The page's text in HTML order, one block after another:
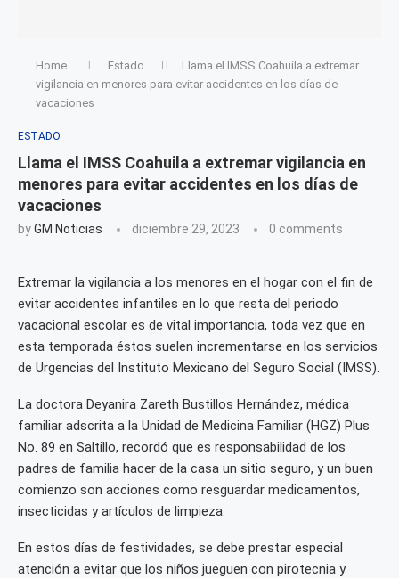
Home Estado
Llama el IMSS Coahuila a extremar
vigilancia en menores para evitar accidentes en los días de
vacaciones
ESTADO
Llama el IMSS Coahuila a extremar vigilancia en
menores para evitar accidentes en los días de
vacaciones
byGM Noticias diciembre 29, 2023 0 comments
Extremar la vigilancia a los menores en el hogar con el fin de
evitar accidentes infantiles en lo que resta del periodo
vacacional escolar es de vital importancia, toda vez que en
esta temporada éstos suelen incrementarse en los servicios
de Urgencias del Instituto Mexicano del Seguro Social (IMSS).
La doctora Deyanira Zareth Bustillos Hernández, médica
familiar adscrita a la Unidad de Medicina Familiar (HGZ) Plus
No. 89 en Saltillo, recordó que es responsabilidad de los
padres de familia hacer de la casa un sitio seguro, y un buen
comienzo son acciones como resguardar medicamentos,
insecticidas y artículos de limpieza.
En estos días de festividades, se debe prestar especial
atención a evitar que los niños jueguen con pirotecnia y